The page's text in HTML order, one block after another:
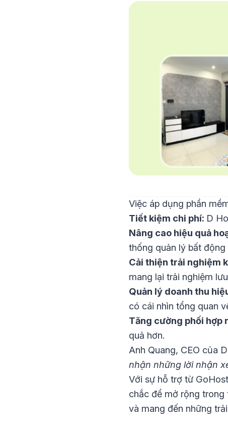
Việc áp dụng phần
Tiết kiệm chi phí: D
Nâng cao hiệu quả
thống quản lý bất động
Cải thiện trải nghiệm
mang lại trải nghiệm
Quản lý doanh thu
có cái nhìn tổng quan
Tăng cường phối hợp
quả hơn.
Anh Quang, CEO của
nhận những lời nhận
Với sự hỗ trợ từ
chắc để mở rộng trong
và mang đến những